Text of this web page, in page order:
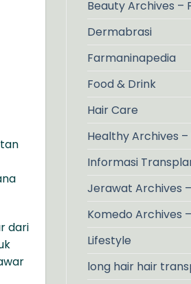
dari
Beauty Archives –
Dermabrasi
Farmaninapedia
Food & Drink
Hair Care
Healthy Archives
Informasi
Jerawat Archives
Komedo Archives
Lifestyle
long hair hair